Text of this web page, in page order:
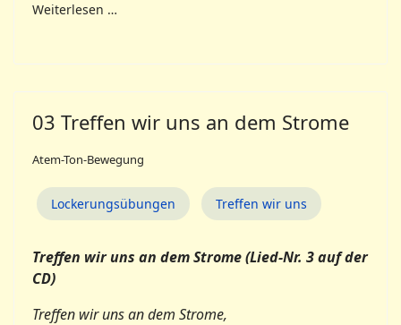
Weiterlesen …
03 Treffen wir uns an dem Strome
Atem-Ton-Bewegung
Lockerungsübungen Treffen wir uns
Treffen wir uns an dem Strome (Lied-Nr. 3 auf der
CD)
Treffen wir uns an dem Strome,